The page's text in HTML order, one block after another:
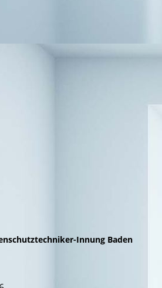
Innung Baden